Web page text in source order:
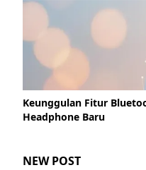
Keunggulan Fitur
Headphone Baru
NEW POST